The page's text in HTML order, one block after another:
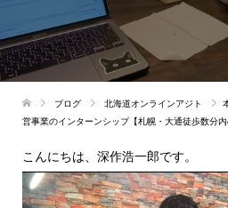
ブログ 北海道オンラインアジト
営事業のインターンシップ【札幌・大通徒歩数分内
こんにちは、深作浩一郎です。